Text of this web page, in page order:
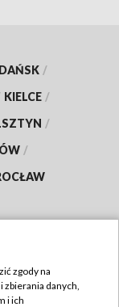
/
KIELCE /
/
/
zgody na
zbierania danych,
i ich